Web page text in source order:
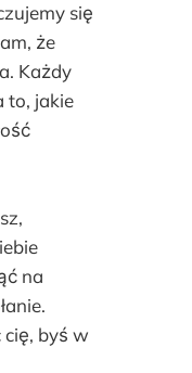
się
że
Każdy
to, jakie
na
cię, byś w